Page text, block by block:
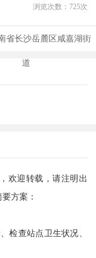
浏览次数： 725次
省长沙岳麓区咸嘉湖街
道
欢迎转载，请注明出
方案：
检查站点卫生状况、